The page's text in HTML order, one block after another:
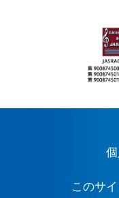
このサ